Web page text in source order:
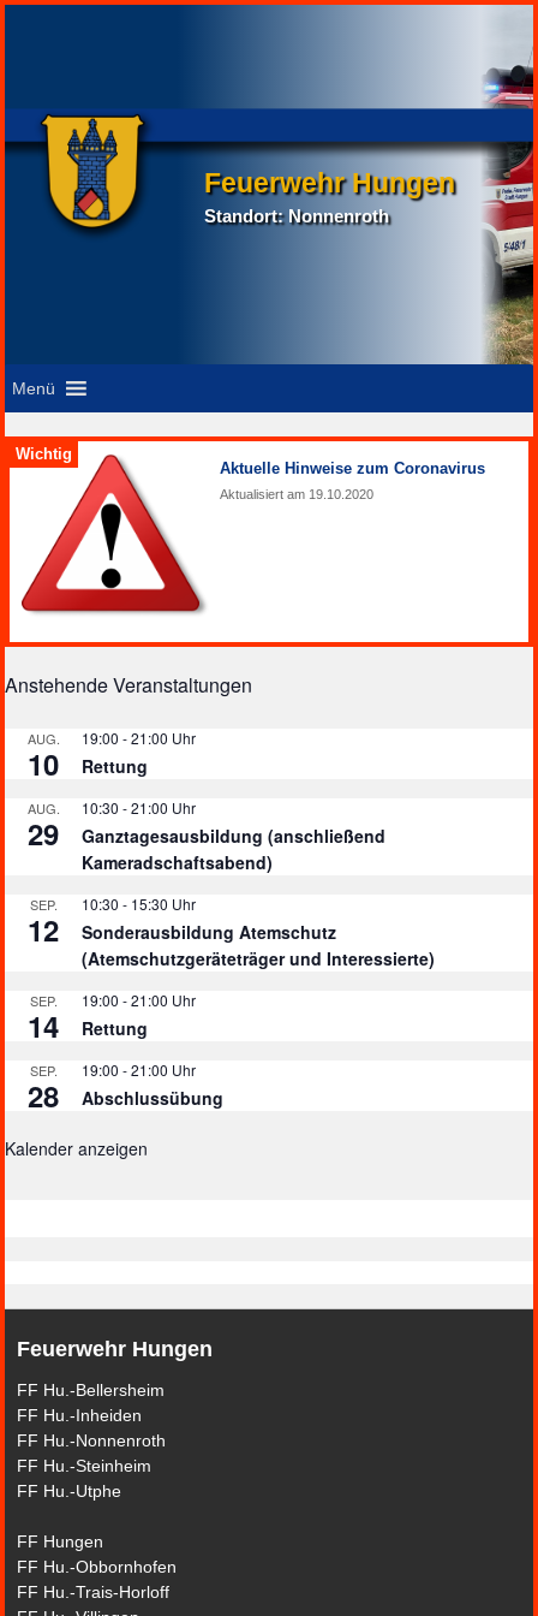
Feuerwehr Hungen
Standort: Nonnenroth
Menü
Aktuelle Hinweise zum Coronavirus
19.10.2020
Anstehende Veranstaltungen
AUG.
10
19:00 -21:00
Rettung
AUG.
29
10:30 -21:00
Ganztagesausbildung (anschließend
Kameradschaftsabend)
SEP.
12
10:30 - 15:30
Sonderausbildung Atemschutz
(Atemschutzgeräteträger und Interessierte)
SEP.
14
19:00 -21:00
Rettung
SEP.
28
19:00 -21:00
Abschlussübung
Kalender anzeigen
Feuerwehr Hungen
FF Hu.-Bellersheim
FF Hu.-Inheiden
FF Hu.-Nonnenroth
FF Hu.-Steinheim
FF Hu.-Utphe
FF Hungen
FF Hu.-Obbornhofen
FF Hu.-Trais-Horloff